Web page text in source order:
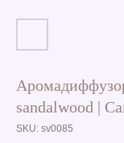
sandalwood |
SKU: sv0085